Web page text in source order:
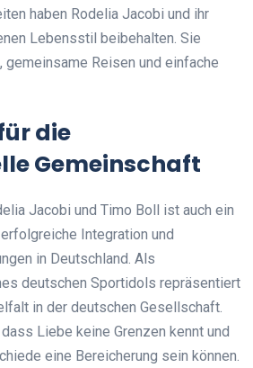
haben Rodelia Jacobi und ihr
Lebensstil beibehalten. Sie
Reisen und einfache
die
Gemeinschaft
Jacobi und Timo Boll ist auch ein
Integration und
in Deutschland. Als
deutschen Sportidols repräsentiert
in der deutschen Gesellschaft.
Liebe keine Grenzen kennt und
eine Bereicherung sein können.